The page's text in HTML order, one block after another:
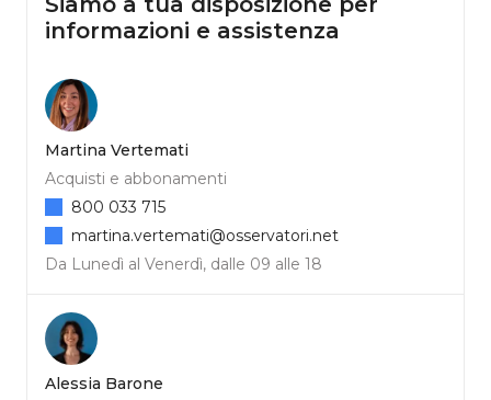
informazioni e assistenza
Martina Vertemati
Acquisti e abbonamenti
Da Lunedì al Venerdì, dalle 09 alle 18
800 033 715
martina.vertemati@osservatori.net
Alessia Barone